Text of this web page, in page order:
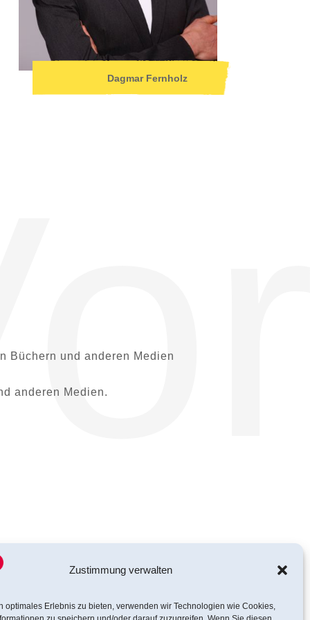
Zustimmung verwalten
optimales Erlebnis zu bieten, verwenden wir Technologien wie Cookies,
Dagmar Fernholz
Büchern und anderen Medien
anderen Medien.